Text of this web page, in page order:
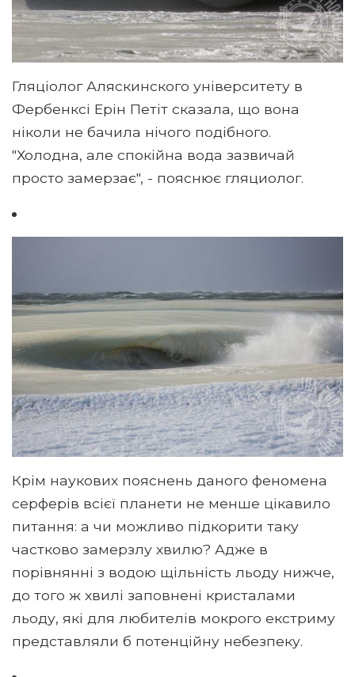
Гляціолог Аляскинского університету в
Фербенксі Ерін Петіт сказала, що вона
ніколи не бачила нічого подібного.
"Холодна, але спокійна вода зазвичай
просто замерзає", - пояснює гляциолог.
Крім наукових пояснень даного феномена
серферів всієї планети не менше цікавило
питання: а чи можливо підкорити таку
частково замерзлу хвилю? Адже в
порівнянні з водою щільність льоду нижче,
до того ж хвилі заповнені кристалами
льоду, які для любителів мокрого екстриму
представляли б потенційну небезпеку.